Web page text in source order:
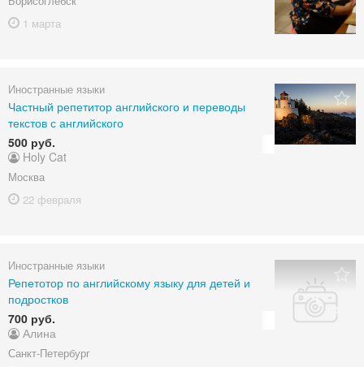
1 марта
Иностранные языки
Частный репетитор английского и переводы
текстов с английского
500 руб.
Holy Cat
Москва
22 февраля
Иностранные языки
Репетотор по английскому языку для детей и
подростков
700 руб.
Алина
Санкт-Петербург